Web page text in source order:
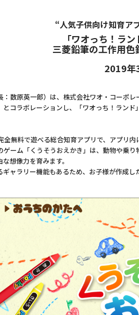
“人気子供向け知育ア
「ワオっち！ラ
三菱鉛筆の工作用色
2019年
原英一郎）は、株式会社ワオ・コーポレ
コラボレーションし、「ワオっち！ラン
無料で遊べる総合知育アプリで、アプリ
ーム「くうそうおえかき」は、動物や乗
想像力を育みます。
ャラリー機能もあるため、お子様が作成